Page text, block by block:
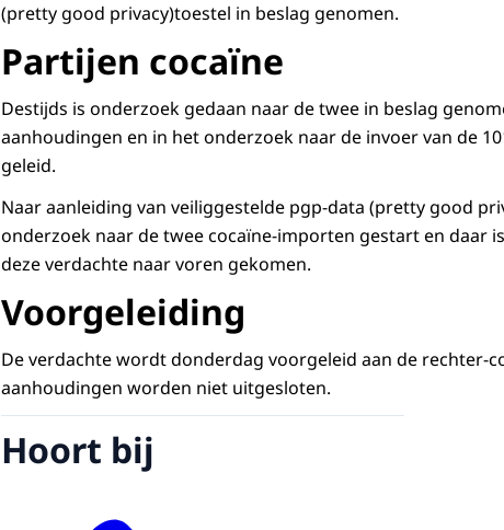
(pretty good privacy)toestel in beslag genomen.
Partijen cocaïne
Destijds is onderzoek gedaan naar de twee in beslag
aanhoudingen en in het onderzoek naar de invoer van de
geleid.
Naar aanleiding van veiliggestelde pgp-data (pretty good
onderzoek naar de twee cocaïne-importen gestart en daar
deze verdachte naar voren gekomen.
Voorgeleiding
De verdachte wordt donderdag voorgeleid aan de rechter-
aanhoudingen worden niet uitgesloten.
Hoort bij